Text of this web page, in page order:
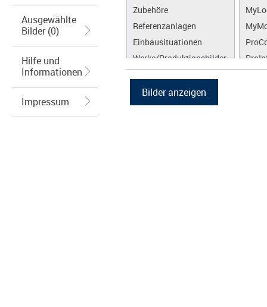
Ausgewählte
Bilder (0)
Hilfe und
Informationen
Impressum
Zubehöre
Referenzanlagen
Einbausituationen
Werke/Produktionsbilder
Grafiken